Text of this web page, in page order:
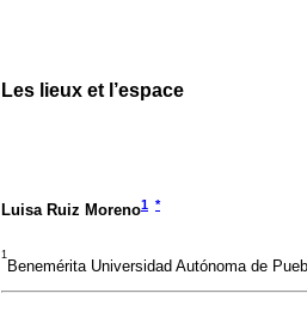
Les lieux et l’espace
Luisa Ruiz Moreno1 *
1
Benemérita Universidad Autónoma de